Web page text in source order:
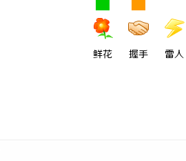
鲜花 握手 雷人